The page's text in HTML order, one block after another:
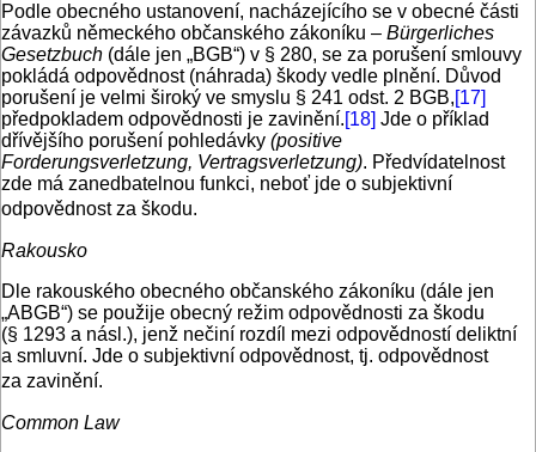
Podle obecného ustanovení, nacházejícího se v obecné části
závazků německého občanského zákoníku – Bürgerliches
Gesetzbuch (dále jen „BGB“) v § 280, se za porušení smlouvy
pokládá odpovědnost (náhrada) škody vedle plnění. Důvod
porušení je velmi široký ve smyslu § 241 odst. 2 BGB,[17]
předpokladem odpovědnosti je zavinění.[18] Jde o příklad
dřívějšího porušení pohledávky (positive
Forderungsverletzung, Vertragsverletzung). Předvídatelnost
zde má zanedbatelnou funkci, neboť jde o subjektivní
odpovědnost za škodu.
Rakousko
Dle rakouského obecného občanského zákoníku (dále jen
„ABGB“) se použije obecný režim odpovědnosti za škodu
(§ 1293 a násl.), jenž nečiní rozdíl mezi odpovědností deliktní
a smluvní. Jde o subjektivní odpovědnost, tj. odpovědnost
za zavinění.
Common Law